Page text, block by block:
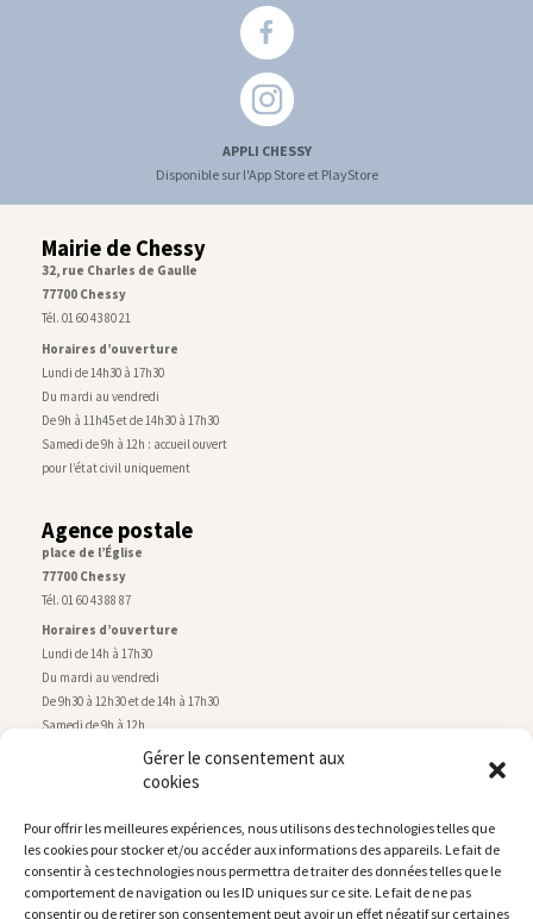
Gérer le consentement aux
cookies
Pour offrir les meilleures expériences, nous utilisons des technologies telles que
les cookies pour stocker et/ou accéder aux informations des appareils. Le fait de
consentir à ces technologies nous permettra de traiter des données telles que le
comportement de navigation ou les ID uniques sur ce site. Le fait de ne pas
consentir ou de retirer son consentement peut avoir un effet négatif sur certaines
APPLI CHESSY
Disponible sur l'App Store et PlayStore
Mairie de Chessy
32, rue Charles de Gaulle
77700 Chessy
Tél. 01 60 43 80 21
Horaires d’ouverture
Lundi de 14h30 à 17h30
Du mardi au vendredi
De 9h à 11h45 et de 14h30 à 17h30
Samedi de 9h à 12h : accueil ouvert
pour l’état civil uniquement
Agence postale
place de l’Église
77700 Chessy
Tél. 01 60 43 88 87
Horaires d’ouverture
Lundi de 14h à 17h30
Du mardi au vendredi
De 9h30 à 12h30 et de 14h à 17h30
Samedi de 9h à 12h
Service technique
rue de Montry–77700 Chessy
Tél. 01 60 43 52 63
Horaires d’ouverture
Lundi, mardi et jeudi